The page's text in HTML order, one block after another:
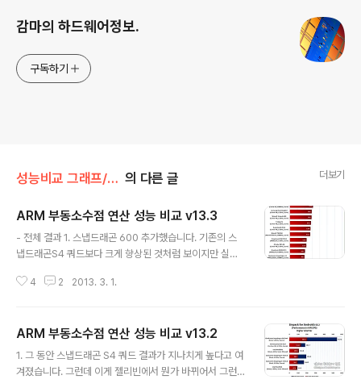
감마의 하드웨어정보.
구독하기
성능비교 그래프/부동소수점 연산 (VFP) 의 다른 글 더보기
ARM 부동소수점 연산 성능 비교 v13.3
- 전체 결과 1. 스냅드래곤 600 추가했습니다. 기존의 스
냅드래곤S4 쿼드보다 크게 향상된 것처럼 보이지만 실제
드래곤 600 의 Krait 300은 기존 Krait 대비 클럭당성능
성능을 보면 그 말이 맞는 것 같지요. (408.5/362.8 = 1.1
25, 12.5% 향상.) 그런데 저건 스로틀링 가능성이 있는 다
수 결과의 평균이기때문에 차이가 나는 것이고, 최대값을
4 2 2013. 3. 1.
ARM 부동소수점 연산 성능 비교 v13.2
1. 그 동안 스냅드래곤 S4 쿼드 결과가 지나치게 높다고 여
겨졌습니다. 그런데 이게 젤리빈에서 뭔가 바뀌어서 그런